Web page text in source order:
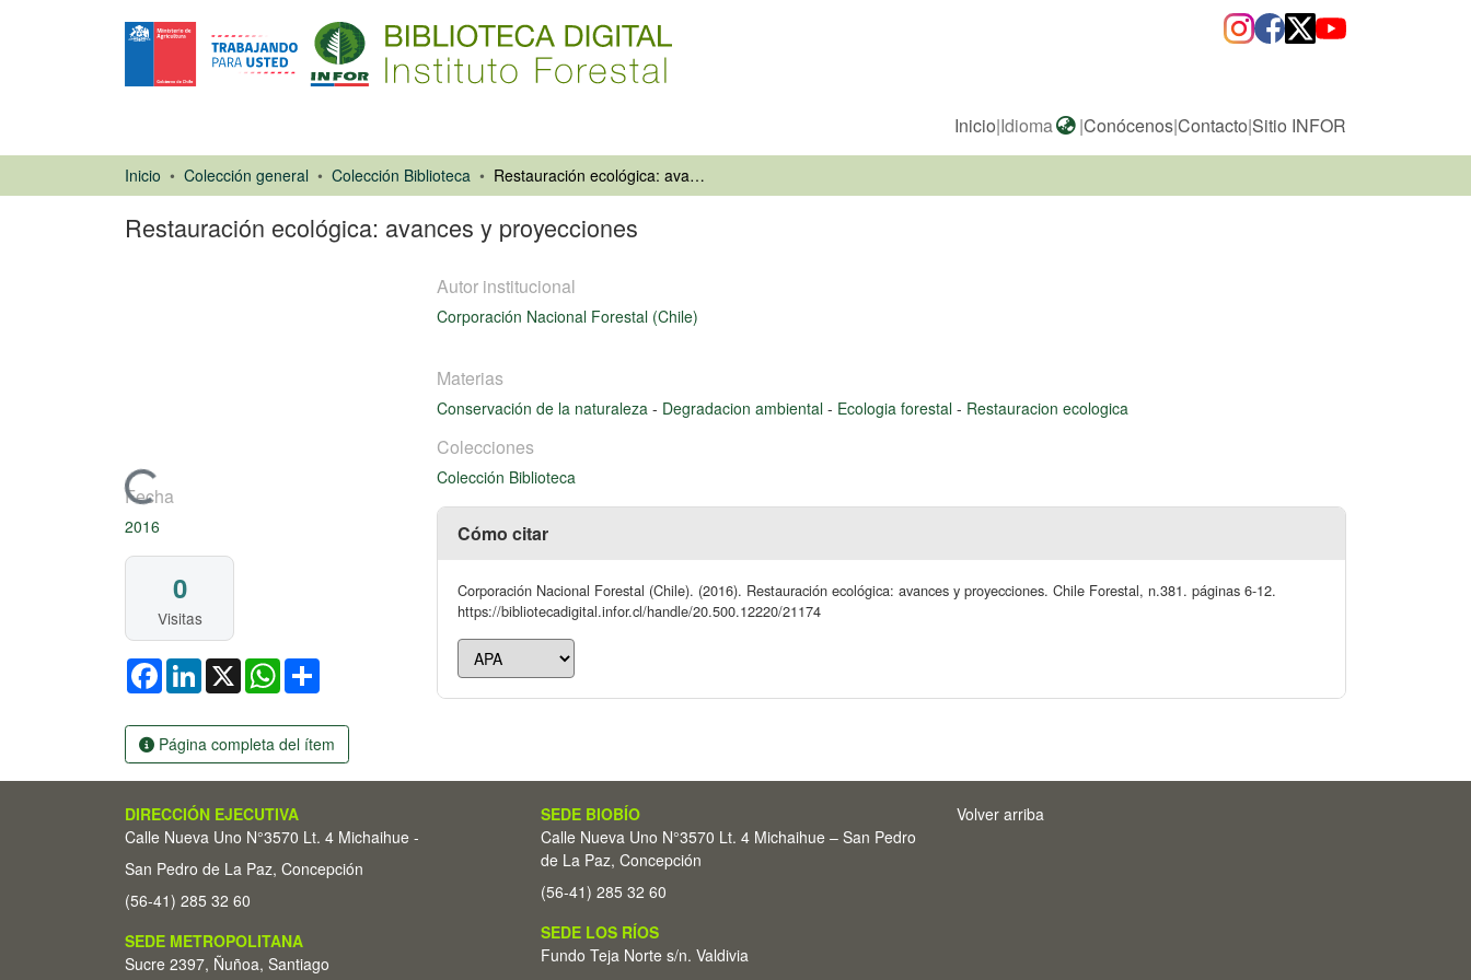
Inicio|Idioma |Conócenos|Contacto|Sitio INFOR
Inicio Colección general Colección Biblioteca Restauración ecológica: avances y proyecciones
Restauración ecológica: avances y proyecciones
Cargando...
Fecha
2016
0
Visitas
FacebookLinkedIn
X WhatsApp
Página completa del ítem
Autor institucional
Corporación Nacional Forestal (Chile)
Materias
Conservación de la naturaleza - Degradacion ambiental - Ecologia forestal - Restauracion ecologica
Colecciones
Colección Biblioteca
Cómo citar
Corporación Nacional Forestal (Chile). (2016). Restauración ecológica: avances y proyecciones. Chile Forestal, n.381. páginas 6-12.
https://bibliotecadigital.infor.cl/handle/20.500.12220/21174
DIRECCIÓN EJECUTIVA
Calle Nueva Uno N°3570 Lt. 4 Michaihue -
San Pedro de La Paz, Concepción
(56-41) 285 32 60
SEDE METROPOLITANA
Sucre 2397, Ñuñoa, Santiago
SEDE BIOBÍO
Calle Nueva Uno N°3570 Lt. 4 Michaihue – San Pedro
de La Paz, Concepción
(56-41) 285 32 60
SEDE LOS RÍOS
Fundo Teja Norte s/n. Valdivia
Volver arriba